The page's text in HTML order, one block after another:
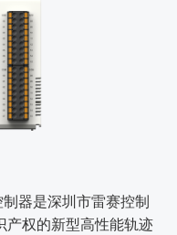
器是深圳市雷赛控制
产权的新型高性能轨迹